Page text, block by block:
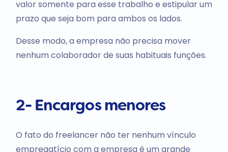
valor somente para esse trabalho e estipular um
prazo que seja bom para ambos os lados.
Desse modo, a empresa não precisa mover
nenhum colaborador de suas habituais funções.
2- Encargos menores
O fato do freelancer não ter nenhum vínculo
empregatício com a empresa é um grande